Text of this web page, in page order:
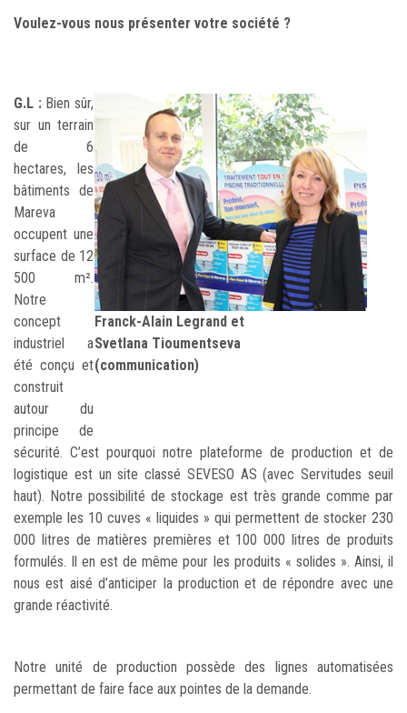
Voulez-vous nous présenter votre société ?
Franck-Alain Legrand et
Svetlana Tioumentseva
(communication)
G.L : Bien sûr,
sur un terrain
de 6
hectares, les
bâtiments de
Mareva
occupent une
surface de 12
500 m².
Notre
concept
industriel a
été conçu et
construit
autour du
principe de
sécurité. C’est pourquoi notre plateforme de production et de
logistique est un site classé SEVESO AS (avec Servitudes seuil
haut). Notre possibilité de stockage est très grande comme par
exemple les 10 cuves « liquides » qui permettent de stocker 230
000 litres de matières premières et 100 000 litres de produits
formulés. Il en est de même pour les produits « solides ». Ainsi, il
nous est aisé d’anticiper la production et de répondre avec une
grande réactivité.
Notre unité de production possède des lignes automatisées
permettant de faire face aux pointes de la demande.